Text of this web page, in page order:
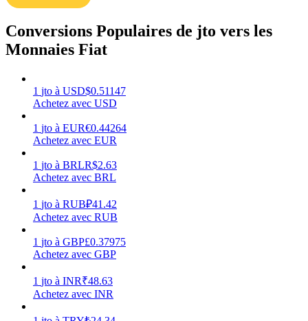
Gagner
Gagnez quotidiennement des récompenses compétitives
Conversions Populaires de jto vers les
Monnaies Fiat
1 jto à USD$0.51147
Achetez avec USD
1 jto à EUR€0.44264
Achetez avec EUR
1 jto à BRLR$2.63
Achetez avec BRL
1 jto à RUB₽41.42
Achetez avec RUB
1 jto à GBP£0.37975
Achetez avec GBP
1 jto à INR₹48.63
Achetez avec INR